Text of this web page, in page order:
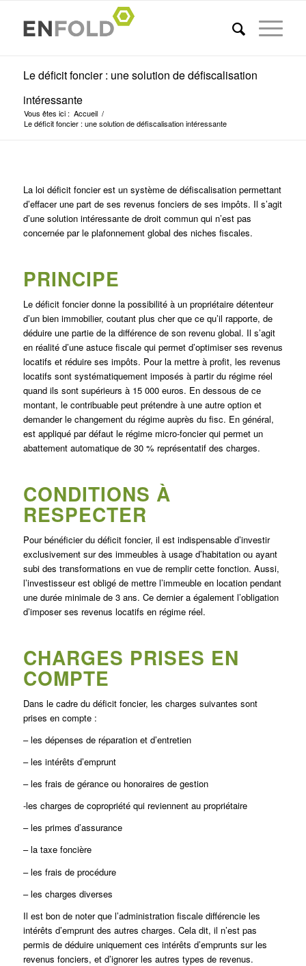
Le déficit foncier : une solution de défiscalisation
intéressante
Vous êtes ici : Accueil /
Le déficit foncier : une solution de défiscalisation intéressante
La loi déficit foncier est un système de défiscalisation permettant
d’effacer une part de ses revenus fonciers de ses impôts. Il s’agit
d’une solution intéressante de droit commun qui n’est pas
concernée par le plafonnement global des niches fiscales.
PRINCIPE
Le déficit foncier donne la possibilité à un propriétaire détenteur
d’un bien immobilier, coutant plus cher que ce qu’il rapporte, de
déduire une partie de la différence de son revenu global. Il s’agit
en réalité d’une astuce fiscale qui permet d’optimiser ses revenus
locatifs et réduire ses impôts. Pour la mettre à profit, les revenus
locatifs sont systématiquement imposés à partir du régime réel
quand ils sont supérieurs à 15 000 euros. En dessous de ce
montant, le contribuable peut prétendre à une autre option et
demander le changement du régime auprès du fisc. En général,
est appliqué par défaut le régime micro-foncier qui permet un
abattement automatique de 30 % représentatif des charges.
CONDITIONS À
RESPECTER
Pour bénéficier du déficit foncier, il est indispensable d’investir
exclusivement sur des immeubles à usage d’habitation ou ayant
subi des transformations en vue de remplir cette fonction. Aussi,
l’investisseur est obligé de mettre l’immeuble en location pendant
une durée minimale de 3 ans. Ce dernier a également l’obligation
d’imposer ses revenus locatifs en régime réel.
CHARGES PRISES EN
COMPTE
Dans le cadre du déficit foncier, les charges suivantes sont
prises en compte :
– les dépenses de réparation et d’entretien
– les intérêts d’emprunt
– les frais de gérance ou honoraires de gestion
-les charges de copropriété qui reviennent au propriétaire
– les primes d’assurance
– la taxe foncière
– les frais de procédure
– les charges diverses
Il est bon de noter que l’administration fiscale différencie les
intérêts d’emprunt des autres charges. Cela dit, il n’est pas
permis de déduire uniquement ces intérêts d’emprunts sur les
revenus fonciers, et d’ignorer les autres types de revenus.